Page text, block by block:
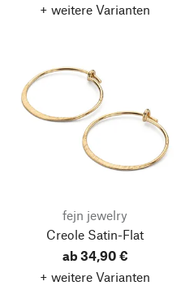
+ weitere Varianten
fejn jewelry
Creole Satin-Flat
ab 34,90 €
+ weitere Varianten